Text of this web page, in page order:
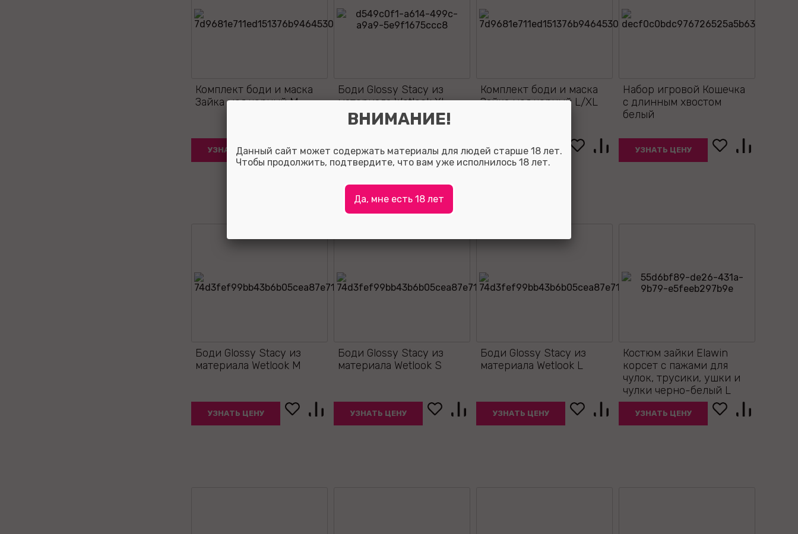
Комплект боди и маска
Зайка моя черный M
УЗНАТЬ ЦЕНУ
Боди Glossy Stacy из
материала Wetlook XL
УЗНАТЬ ЦЕНУ
Комплект боди и маска
Зайка моя черный L/XL
УЗНАТЬ ЦЕНУ
Набор игровой Кошечка
с длинным хвостом
белый
УЗНАТЬ ЦЕНУ
Боди Glossy Stacy из
материала Wetlook M
УЗНАТЬ ЦЕНУ
Боди Glossy Stacy из
материала Wetlook S
УЗНАТЬ ЦЕНУ
Боди Glossy Stacy из
материала Wetlook L
УЗНАТЬ ЦЕНУ
Костюм зайки Elawin
корсет с пажами для
чулок, трусики, ушки и
чулки черно-белый L
УЗНАТЬ ЦЕНУ
ВНИМАНИЕ!
Данный сайт может содержать материалы для людей старше 18 лет.
Чтобы продолжить, подтвердите, что вам уже исполнилось 18 лет.
Да, мне есть 18 лет